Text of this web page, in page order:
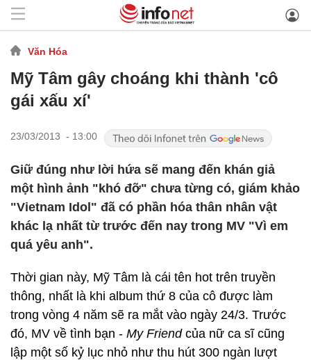
Văn Hóa
Mỹ Tâm gây choáng khi thành 'cô
gái xấu xí'
23/03/2013 - 13:00
Giữ đúng như lời hứa sẽ mang đến khán giả
một hình ảnh "khó đỡ" chưa từng có, giám khảo
"Vietnam Idol" đã có phần hóa thân nhân vật
khác lạ nhất từ trước đến nay trong MV "Vì em
quá yêu anh".
Thời gian này, Mỹ Tâm là cái tên hot trên truyền
thông, nhất là khi album thứ 8 của cô được làm
trong vòng 4 năm sẽ ra mắt vào ngày 24/3. Trước
đó, MV về tình bạn - My Friendcủa nữ ca sĩ cũng
lập một số kỷ lục nhỏ như thu hút 300 ngàn lượt